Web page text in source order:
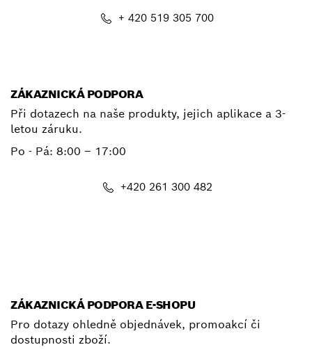
+ 420 519 305 700
ZÁKAZNICKÁ PODPORA
Při dotazech na naše produkty, jejich aplikace a 3-
letou záruku.
Po - Pá: 8:00 – 17:00
+420 261 300 482
ZÁKAZNICKÁ PODPORA E-SHOPU
Pro dotazy ohledně objednávek, promoakcí či
dostupnosti zboží.